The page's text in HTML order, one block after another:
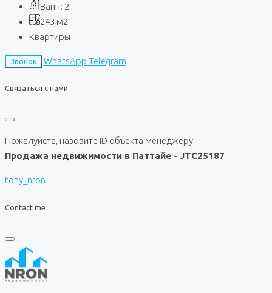
Ванн: 2
243 м2
Квартиры
Звонок WhatsApp Telegram
Связаться с нами
Пожалуйста, назовите ID объекта менеджеру
Продажа недвижимости в Паттайе - JTC25187
tony_nron
Contact me